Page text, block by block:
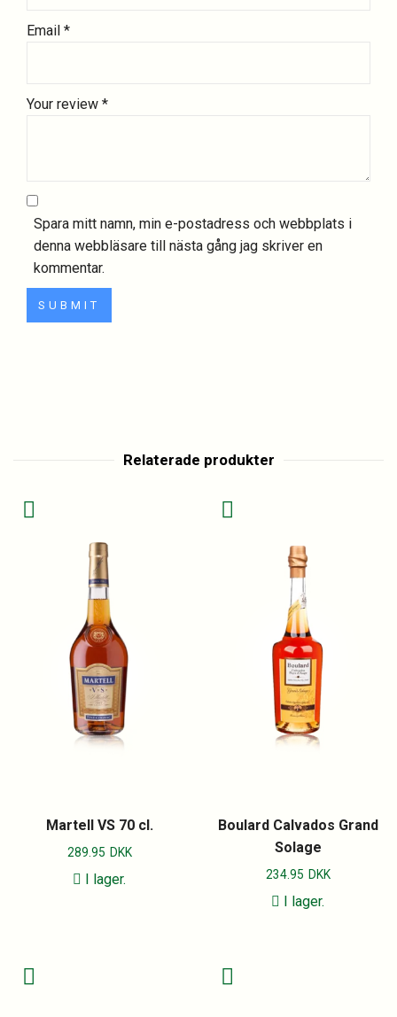
Your review *
Email *
Spara mitt namn, min e-postadress och webbplats i
denna webbläsare till nästa gång jag skriver en
kommentar.
Relaterade produkter
Martell VS 70 cl.
289.95 DKK
I lager.
Boulard Calvados Grand
Solage
234.95 DKK
I lager.